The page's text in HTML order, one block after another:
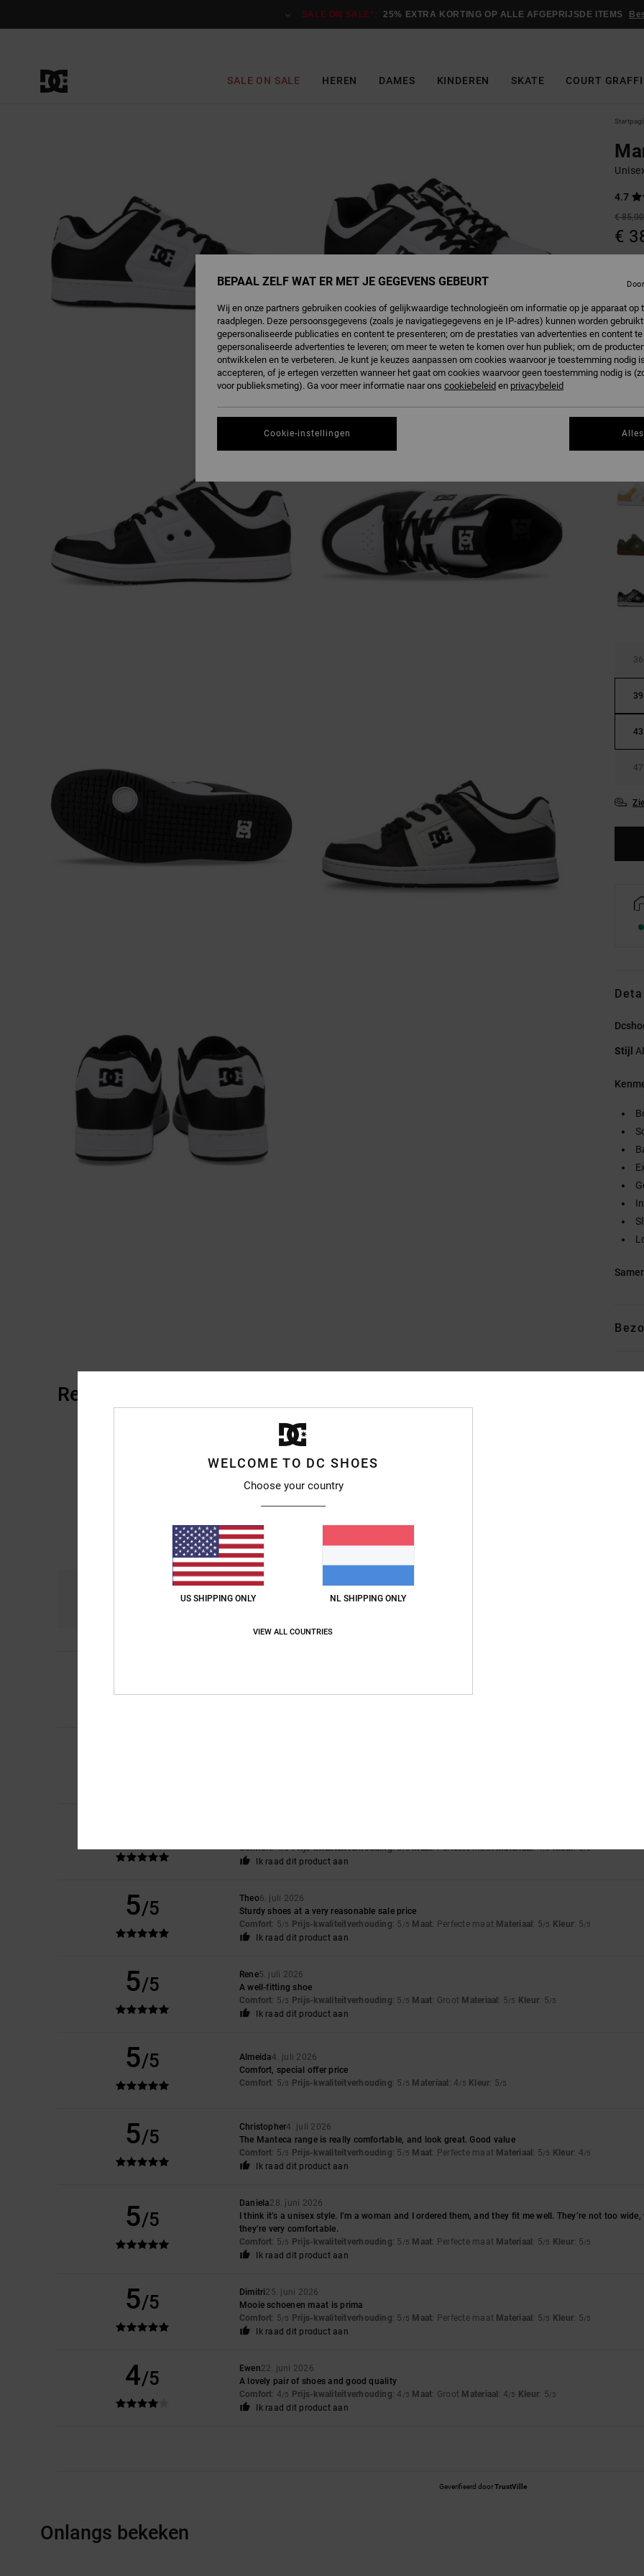
SALE ON SALE*: 25% EXTRA KORTING OP ALLE AFGEPRIJSDE ITEMS
SALE ON SALE HEREN DAMES KINDEREN SKATE COURT
4.7
€ 85,00
€
SALE
Kleur
36
39
43
47
Stijl
Reviews van klanten
83% van onze klanten bevelen dit product aan
Comfort
4.7
Prijs-kwaliteitverhouding
4.7
Comfort: 4/5 Prijs-kwaliteitverhouding: 5/5 Maat: Perfecte maatMateriaal: 4/5 Kleur: 5/5
Ik raad dit product aan
5/5 Theo6. juli 2026
Sturdy shoes at a very reasonable sale price
Comfort: 5/5 Prijs-kwaliteitverhouding: 5 /5 Maat: Perfecte maat Materiaal: 5/5 Kleur: 5/5
Ik raad dit product aan
5/5 Rene5. juli 2026
A well-fitting shoe
Comfort: 5/5 Prijs-kwaliteitverhouding: 5 /5 Maat: Groot Materiaal: 5/5 Kleur: 5/5
Ik raad dit product aan
5/5 Almeida4. juli 2026
Comfort, special offer price
Comfort: 5/5 Prijs-kwaliteitverhouding: 5 /5 Materiaal : 4/5 Kleur: 5/5
5/5 Christopher4. juli 2026
The Manteca range is really comfortable, and look great. Good value
Comfort: 5/5 Prijs-kwaliteitverhouding: 5 /5 Maat: Perfecte maat Materiaal: 5/5 Kleur: 4/5
Ik raad dit product aan
5/5
Daniela28. juni 2026
I think it’s a unisex style. I’m a woman and I ordered them, and they fit me well. They’re not too
they’re very comfortable.
Comfort: 5/5 Prijs-kwaliteitverhouding: 5 /5 Maat: Perfecte maat Materiaal: 5/5 Kleur: 5/5
Ik raad dit product aan
5/5 Dimitri25. juni 2026
Mooie schoenen maat is prima
Comfort: 5/5 Prijs-kwaliteitverhouding: 5 /5 Maat: Perfecte maat Materiaal: 5/5 Kleur: 5/5
Ik raad dit product aan
4/5 Ewen22. juni 2026
A lovely pair of shoes and good quality
Comfort: 4/5 Prijs-kwaliteitverhouding: 4 /5 Maat: Groot Materiaal: 4/5 Kleur: 5/5
Ik raad dit product aan
Geverifieerd doorTrustVille
Onlangs bekeken
WELCOME TO DC SHOES
Choose your country
US SHIPPING ONLY NL SHIPPING ONLY
VIEW ALL COUNTRIES
BEPAAL ZELF WAT ER MET JE GEGEVENS GEBEURT
Wij en onze partners gebruiken cookies of gelijkwaardige technologieën om informatie op je apparaat op
raadplegen. Deze persoonsgegevens (zoals je navigatiegegevens en je IP-adres) kunnen worden
gepersonaliseerde publicaties en content te presenteren; om de prestaties van advertenties en content
gepersonaliseerde advertenties te leveren; om meer te weten te komen over hun publiek; om de
ontwikkelen en te verbeteren. Je kunt je keuzes aanpassen om cookies waarvoor je toestemming nodig
accepteren, of je ertegen verzetten wanneer het gaat om cookies waarvoor geen toestemming nodig is
voor publieksmeting). Ga voor meer informatie naar ons cookiebeleid en privacybeleid
Cookie-instellingen